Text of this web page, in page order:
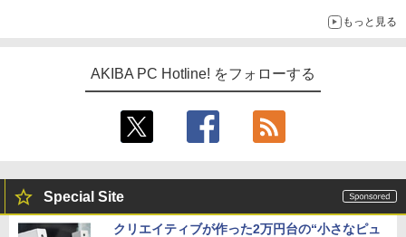
もっと見る
AKIBA PC Hotline! をフォローする
Special Site
クリエイティブが作った2万円台の“小さなピュ